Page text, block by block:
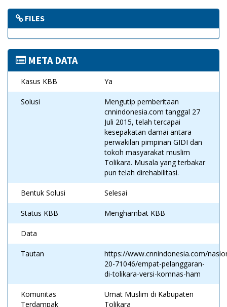
FILES
META DATA
Kasus KBB Ya
Solusi
Mengutip pemberitaan
cnnindonesia.com tanggal 27
Juli 2015, telah tercapai
kesepakatan damai antara
perwakilan pimpinan GIDI dan
tokoh masyarakat muslim
Tolikara. Musala yang terbakar
pun telah direhabilitasi.
Bentuk Solusi Selesai
Status KBB Menghambat KBB
Data
Tautan
https://www.cnnindonesia.com/
20-71046/empat-pelanggaran-
di-tolikara-versi-komnas-ham
Komunitas
Terdampak
Umat Muslim di Kabupaten
Tolikara